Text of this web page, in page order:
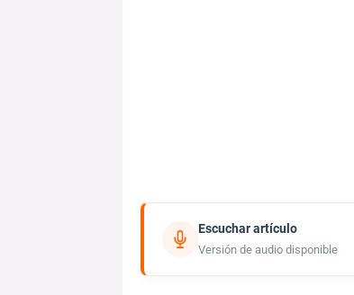
Escuchar artículo
Versión de audio disponible